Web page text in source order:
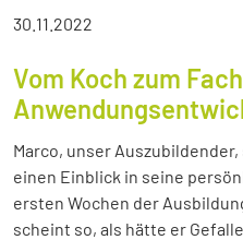
30.11.2022
Vom Koch zum
Marco, unser
einen Einblick in seine
ersten Wochen der
scheint so, als hätte er